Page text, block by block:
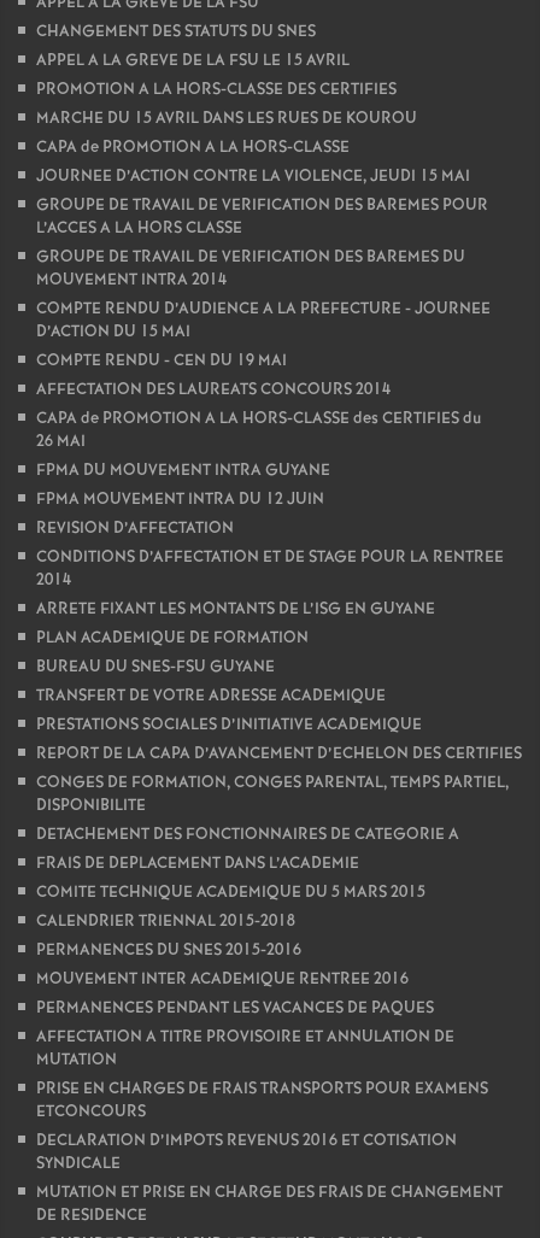
o
u
r
s
CHANGEMENT DES STATUTS DU SNES
APPEL A LA GREVE DE LA FSU LE 15 AVRIL
PROMOTION A LA HORS-CLASSE DES CERTIFIES
MARCHE DU 15 AVRIL DANS LES RUES DE KOUROU
CAPA de PROMOTION A LA HORS-CLASSE
JOURNEE D’ACTION CONTRE LA VIOLENCE, JEUDI 15 MAI
GROUPE DE TRAVAIL DE VERIFICATION DES BAREMES POUR
L’ACCES A LA HORS CLASSE
GROUPE DE TRAVAIL DE VERIFICATION DES BAREMES DU
MOUVEMENT INTRA 2014
COMPTE RENDU D’AUDIENCE A LA PREFECTURE - JOURNEE
D’ACTION DU 15 MAI
COMPTE RENDU - CEN DU 19 MAI
AFFECTATION DES LAUREATS CONCOURS 2014
CAPA de PROMOTION A LA HORS-CLASSE des CERTIFIES du
26 MAI
FPMA DU MOUVEMENT INTRA GUYANE
FPMA MOUVEMENT INTRA DU 12 JUIN
REVISION D’AFFECTATION
CONDITIONS D’AFFECTATION ET DE STAGE POUR LA RENTREE
2014
ARRETE FIXANT LES MONTANTS DE L’ISG EN GUYANE
PLAN ACADEMIQUE DE FORMATION
BUREAU DU SNES-FSU GUYANE
TRANSFERT DE VOTRE ADRESSE ACADEMIQUE
PRESTATIONS SOCIALES D’INITIATIVE ACADEMIQUE
REPORT DE LA CAPA D’AVANCEMENT D’ECHELON DES CERTIFIES
CONGES DE FORMATION, CONGES PARENTAL, TEMPS PARTIEL,
DISPONIBILITE
DETACHEMENT DES FONCTIONNAIRES DE CATEGORIE A
FRAIS DE DEPLACEMENT DANS L’ACADEMIE
COMITE TECHNIQUE ACADEMIQUE DU 5 MARS 2015
CALENDRIER TRIENNAL 2015-2018
PERMANENCES DU SNES 2015-2016
MOUVEMENT INTER ACADEMIQUE RENTREE 2016
PERMANENCES PENDANT LES VACANCES DE PAQUES
AFFECTATION A TITRE PROVISOIRE ET ANNULATION DE
MUTATION
PRISE EN CHARGES DE FRAIS TRANSPORTS POUR EXAMENS
ETCONCOURS
DECLARATION D’IMPOTS REVENUS 2016 ET COTISATION
SYNDICALE
MUTATION ET PRISE EN CHARGE DES FRAIS DE CHANGEMENT
DE RESIDENCE